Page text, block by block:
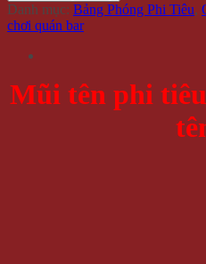
Danh mục: Bảng Phóng Phi Tiêu,
chơi quán bar
Mũi tên phi